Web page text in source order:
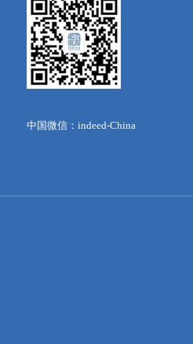
中国微信：indeed-China